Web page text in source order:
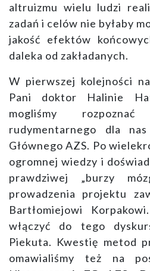
altruizmu wielu ludzi
zadań i celów nie byłaby
jakość efektów
daleka od zakładanych.
W pierwszej kolejności
Pani doktor Halinie
mogliśmy
rudymentarnego dla
Głównego AZS. Po
ogromnej wiedzy i
prawdziwej „burzy
prowadzenia projektu
Bartłomiejowi
włączyć do tego
Piekuta. Kwestię metod
omawialiśmy też na